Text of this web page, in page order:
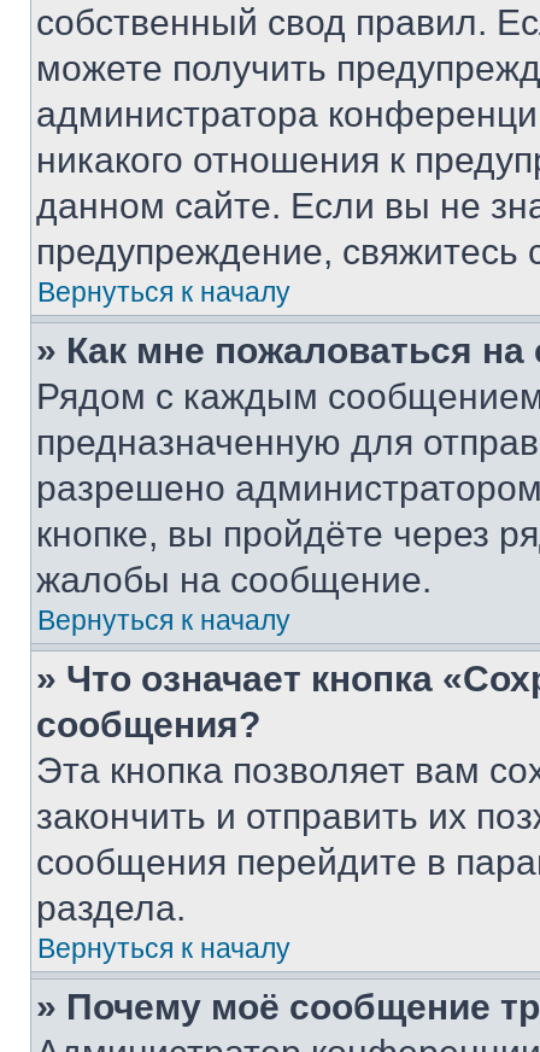
собственный свод правил.
можете получить
администратора
никакого отношения к
данном сайте. Если вы не
предупреждение,
Вернуться к началу
» Как мне пожаловаться
Рядом с каждым сообщением
предназначенную для
разрешено
кнопке, вы пройдёте через
жалобы на сообщение.
Вернуться к началу
» Что означает кнопка
сообщения?
Эта кнопка позволяет вам
закончить и отправить их
сообщения перейдите в
раздела.
Вернуться к началу
» Почему моё сообщение